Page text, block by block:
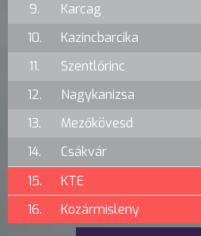
9.
Karcag
10.
Kazincbarcika
11.
Szentlőrinc
12.
Nagykanizsa
13.
Mezőkövesd
14.
Csákvár
15.
KTE
16.
Kozármisleny